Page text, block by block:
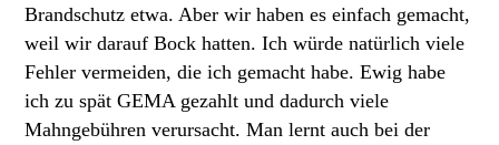
Brandschutz etwa. Aber wir haben es einfach gemacht,
weil wir darauf Bock hatten. Ich würde natürlich viele
Fehler vermeiden, die ich gemacht habe. Ewig habe
ich zu spät GEMA gezahlt und dadurch viele
Mahngebühren verursacht. Man lernt auch bei der